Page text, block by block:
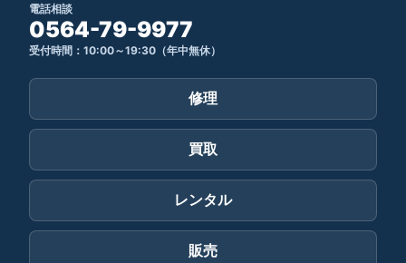
電話相談
0564-79-9977
受付時間：10:00～19:30（年中無休）
修理
買取
レンタル
販売